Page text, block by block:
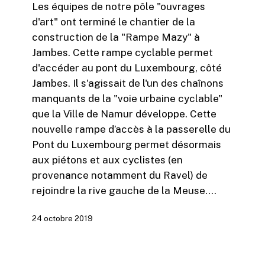
cyclable »
Les équipes de notre pôle "ouvrages
d'art" ont terminé le chantier de la
construction de la "Rampe Mazy" à
Jambes. Cette rampe cyclable permet
d'accéder au pont du Luxembourg, côté
Jambes. Il s'agissait de l'un des chaînons
manquants de la "voie urbaine cyclable"
que la Ville de Namur développe. Cette
nouvelle rampe d’accès à la passerelle du
Pont du Luxembourg permet désormais
aux piétons et aux cyclistes (en
provenance notamment du Ravel) de
rejoindre la rive gauche de la Meuse.…
24 octobre 2019